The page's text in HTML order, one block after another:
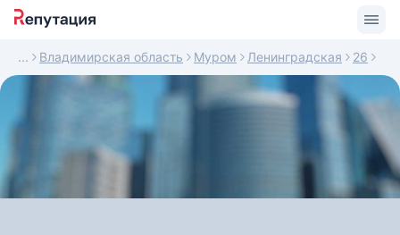
Владимирская область Муром Ленинградская 26